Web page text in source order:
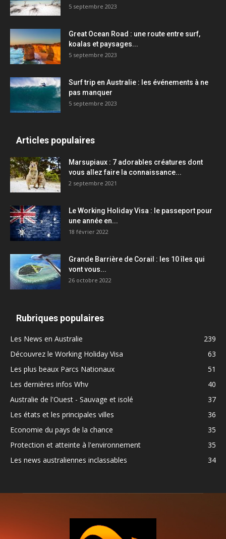
5 septembre 2023
Great Ocean Road : une route entre surf,
koalas et paysages...
5 septembre 2023
Surf trip en Australie : les événements à ne
pas manquer
5 septembre 2023
Articles populaires
Marsupiaux : 7 adorables créatures dont
vous allez faire la connaissance...
2 septembre 2021
Le Working Holiday Visa : le passeport pour
une année en...
18 février 2022
Grande Barrière de Corail : les 10 îles qui
vont vous...
26 octobre 2022
Rubriques populaires
Les News en Australie
239
Découvrez le Working Holiday Visa
63
Les plus beaux Parcs Nationaux
51
Les dernières infos Whv
40
Australie de l'Ouest - Sauvage et isolé
37
Les états et les principales villes
36
Economie du pays de la chance
35
Protection et atteinte à l'environnement
35
Les news australiennes inclassables
34